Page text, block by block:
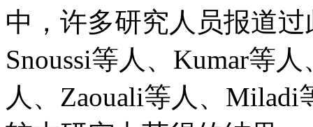
中，许多研究人员报道过
Snoussi等人、Kumar等
人、Zaouali等人、